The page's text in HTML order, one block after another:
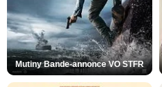
Mutiny Bande-annonce VO STFR